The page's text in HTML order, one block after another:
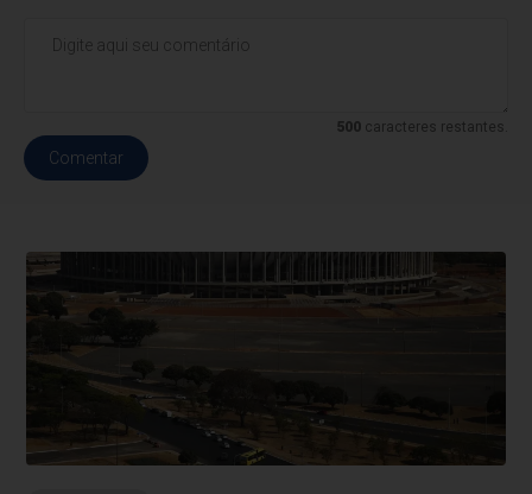
500caracteres restantes.
Comentar